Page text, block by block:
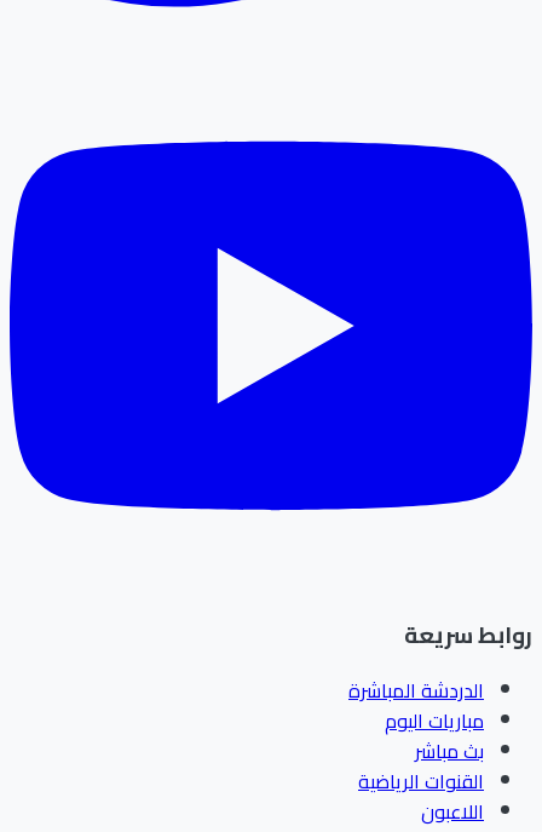
سريعة
الدردشة المباشرة
مباريات اليوم
بث مباشر
القنوات الرياضية
اللاعبون